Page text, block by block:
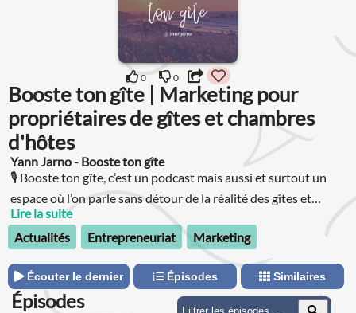
0 0
Booste ton gîte | Marketing pour
propriétaires de gîtes et chambres
d'hôtes
Yann Jarno - Booste ton gîte
🎙 Booste ton gîte, c’est un podcast mais aussi et surtout un
espace où l’on parle sans détour de la réalité des gîtes et
chambres d’hôtes, avec une bonne dose de simplicité, de
partages d’astuces et d’échanges authentiques autour du
business.
Lire la suite
Actualités
Entrepreneuriat Marketing
Écouter le dernier Épisodes Similaires
Épisodes